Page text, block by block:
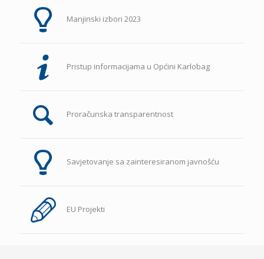
Manjinski izbori 2023
Pristup informacijama u Općini Karlobag
Proračunska transparentnost
Savjetovanje sa zainteresiranom javnošću
EU Projekti